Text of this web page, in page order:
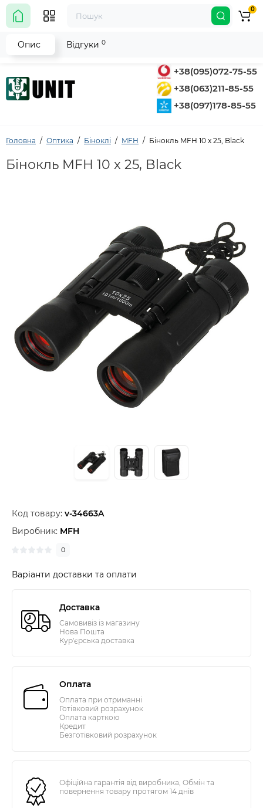
+38(095)072-75-55
+38(063)211-85-55
+38(097)178-85-55
0
Головна Оптика Біноклі MFH Бінокль MFH 10 x 25, Black
Бінокль MFH 10 x 25, Black
Код товару: v-34663A
Виробник: MFH
0
Варіанти доставки та оплати
Доставка
Самовивіз із магазину
Нова Пошта
Кур'єрська доставка
Оплата
Оплата при отриманні
Готівковий розрахунок
Оплата карткою
Кредит
Безготівковий розрахунок
Офіційна гарантія від виробника, Обмін та
повернення товару протягом 14 днів
Опис Відгуки 0